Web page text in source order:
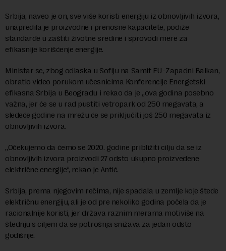
Srbija, naveo je on, sve više koristi energiju iz obnovljivih izvora,
unapredila je proizvodne i prenosne kapacitete, podiže
standarde u zaštiti životne sredine i sprovodi mere za
efikasnije korišćenje energije.
Ministar se, zbog odlaska u Sofiju na Samit EU-Zapadni Balkan,
obratio video porukom učesnicima Konferencije Energetski
efikasna Srbija u Beogradu i rekao da je „ova godina posebno
važna, jer će se u rad pustiti vetropark od 250 megavata, a
sledeće godine na mrežu će se priključiti još 250 megavata iz
obnovljivih izvora.
„Očekujemo da ćemo se 2020. godine približiti cilju da se iz
obnovljivih izvora proizvodi 27 odsto ukupno proizvedene
električne energije“, rekao je Antić.
Srbija, prema njegovim rečima, nije spadala u zemlje koje štede
električnu energiju, ali je od pre nekoliko godina počela da je
racionalnije koristi, jer država raznim merama motiviše na
štednju s ciljem da se potrošnja snižava za jedan odsto
godišnje.